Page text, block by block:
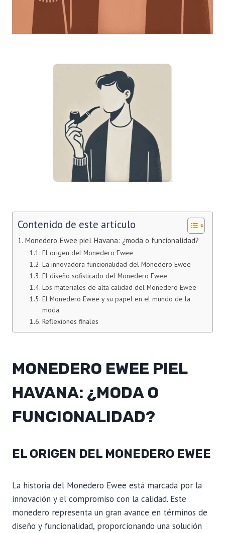
Contenido de este artículo
Monedero Ewee piel Havana: ¿moda o funcionalidad?
El origen del Monedero Ewee
La innovadora funcionalidad del Monedero Ewee
El diseño sofisticado del Monedero Ewee
Los materiales de alta calidad del Monedero Ewee
El Monedero Ewee y su papel en el mundo de la
moda
Reflexiones finales
MONEDERO EWEE PIEL
HAVANA: ¿MODA O
FUNCIONALIDAD?
EL ORIGEN DEL MONEDERO EWEE
La historia del Monedero Ewee está marcada por la
innovación y el compromiso con la calidad. Este
monedero representa un gran avance en términos de
diseño y funcionalidad, proporcionando una solución